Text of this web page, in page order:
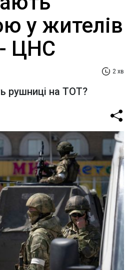
у жителів
ЦНС
2 хв
рушниці на ТОТ?